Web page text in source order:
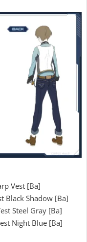
Vest [Ba]
Black Shadow [Ba]
Steel Gray [Ba]
Night Blue [Ba]